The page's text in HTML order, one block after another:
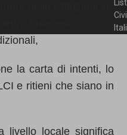
la carta di intenti, lo
e ritieni che siano in
livello locale significa